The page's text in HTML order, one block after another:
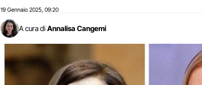
19 Gennaio 2025 09:20
A cura di Annalisa Cangemi